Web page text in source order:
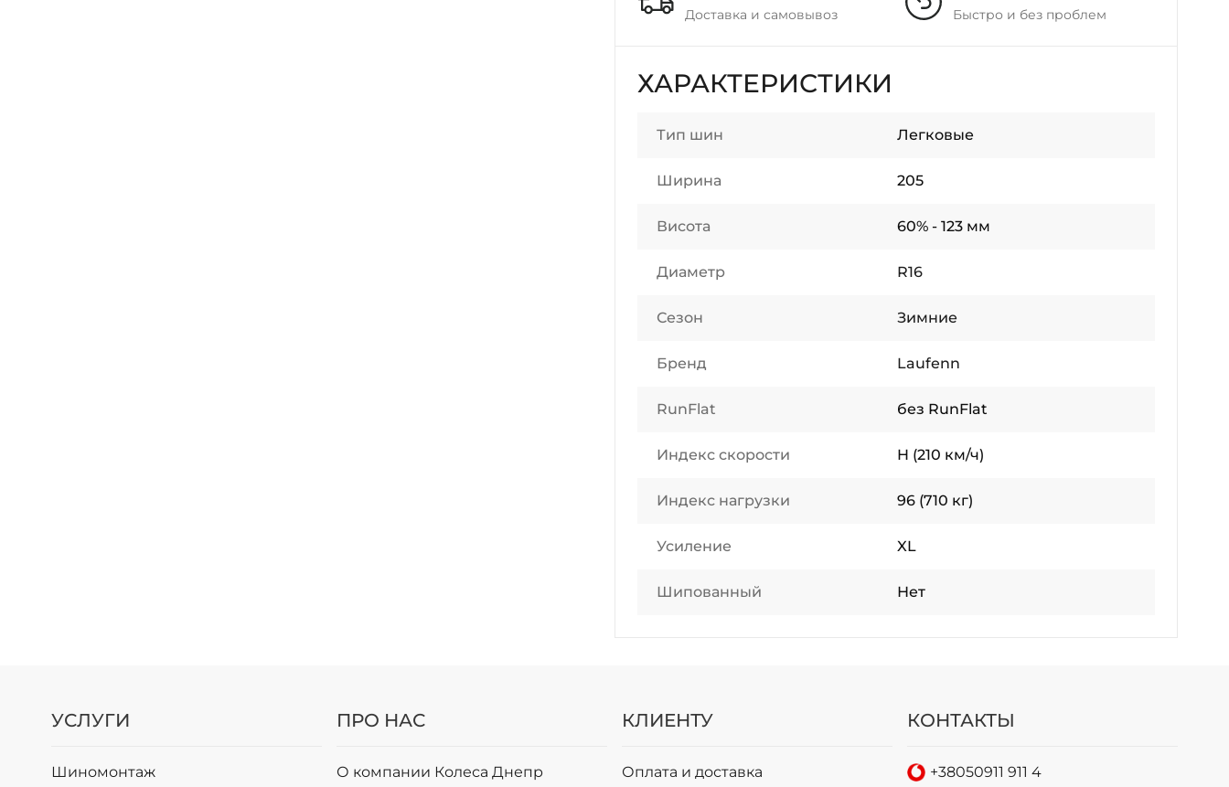
Доставка и самовывоз Быстро и без проблем
ХАРАКТЕРИСТИКИ
Тип шин Легковые
Ширина 205
Висота 60% - 123 мм
Диаметр R16
Сезон Зимние
Бренд Laufenn
RunFlat без RunFlat
Индекс скорости H (210 км/ч)
Индекс нагрузки 96 (710 кг)
Усиление XL
Шипованный Нет
УСЛУГИ
Шиномонтаж
ПРО НАС
О компании Колеса Днепр
КЛИЕНТУ
Оплата и доставка
КОНТАКТЫ
+38050911 911 4